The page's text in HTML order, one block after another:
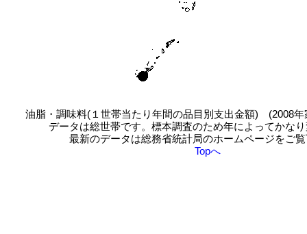
油脂・調味料(１世帯当たり年間の品目別支出金額) (2008年
データは総世帯です。標本調査のため年によってかな
最新のデータは総務省統計局のホームページをご
Topへ